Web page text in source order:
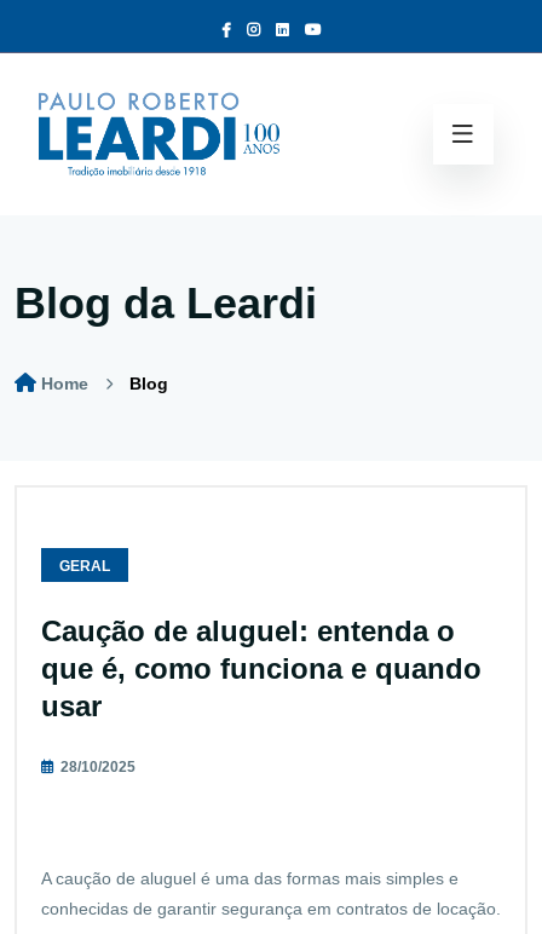
Blog da Leardi
Home Blog
GERAL
Caução de aluguel: entenda o
que é, como funciona e quando
usar
28/10/2025
A caução de aluguel é uma das formas mais simples e
conhecidas de garantir segurança em contratos de locação.